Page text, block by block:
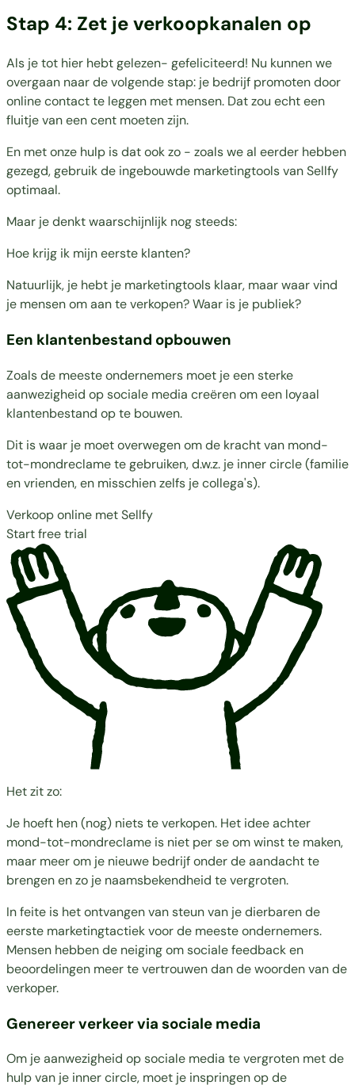
Stap 4: Zet je verkoopkanalen op
Als je tot hier hebt gelezen- gefeliciteerd! Nu kunnen we
overgaan naar de volgende stap: je bedrijf promoten door
online contact te leggen met mensen. Dat zou echt een
fluitje van een cent moeten zijn.
En met onze hulp is dat ook zo - zoals we al eerder hebben
gezegd, gebruik de ingebouwde marketingtools van Sellfy
optimaal.
Maar je denkt waarschijnlijk nog steeds:
Hoe krijg ik mijn eerste klanten?
Natuurlijk, je hebt je marketingtools klaar, maar waar vind
je mensen om aan te verkopen? Waar is je publiek?
Een klantenbestand opbouwen
Zoals de meeste ondernemers moet je een sterke
aanwezigheid op sociale media creëren om een loyaal
klantenbestand op te bouwen.
Dit is waar je moet overwegen om de kracht van mond-
tot-mondreclamete gebruiken, d.w.z. je inner circle (familie
en vrienden, en misschien zelfs je collega's).
Verkoop online met Sellfy
Start free trial
Het zit zo:
Je hoeft hen (nog) niets te verkopen. Het idee achter
mond-tot-mondreclame is niet per se om winst te maken,
maar meer om je nieuwe bedrijf onder de aandacht te
brengen en zo je naamsbekendheid te vergroten.
In feite is het ontvangen van steun van je dierbaren de
eerste marketingtactiek voor de meeste ondernemers.
Mensen hebben de neiging om sociale feedback en
beoordelingen meer te vertrouwen dan de woorden van de
verkoper.
Genereer verkeer via sociale media
Om je aanwezigheid op sociale media te vergroten met de
hulp van je inner circle, moet je inspringen op de